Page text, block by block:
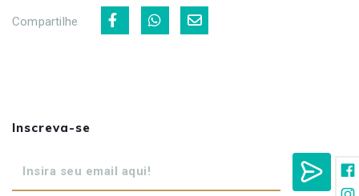
Compartilhe
Inscreva-se